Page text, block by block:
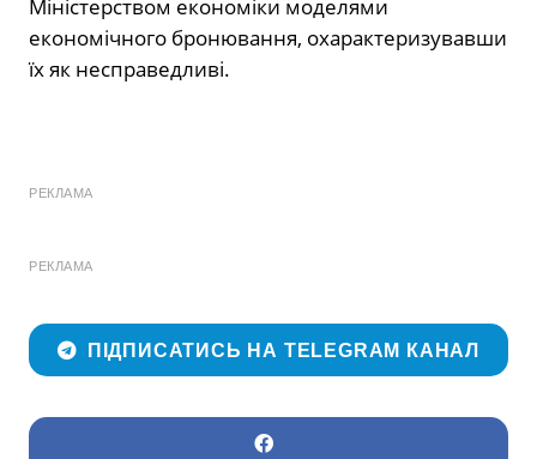
Міністерством економіки моделями
економічного бронювання, охарактеризувавши
їх як несправедливі.
РЕКЛАМА
РЕКЛАМА
ПІДПИСАТИСЬ НА TELEGRAM КАНАЛ